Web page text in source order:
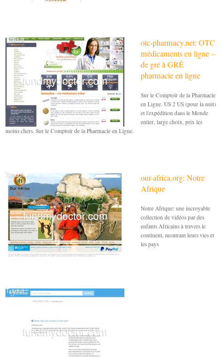
otc-pharmacy.net: OTC
médicaments en ligne –
de gré à GRÉ
pharmacie en ligne
Sur le Comptoir de la Pharmacie
en Ligne. US 2 US (pour la nuit)
et l'expédition dans le Monde
entier, large choix, prix les
moins chers. Sur le Comptoir de la Pharmacie en Ligne.
our-africa.org: Notre
Afrique
Notre Afrique: une incroyable
collection de vidéos par des
enfants Africains à travers le
continent, montrant leurs vies et
les pays